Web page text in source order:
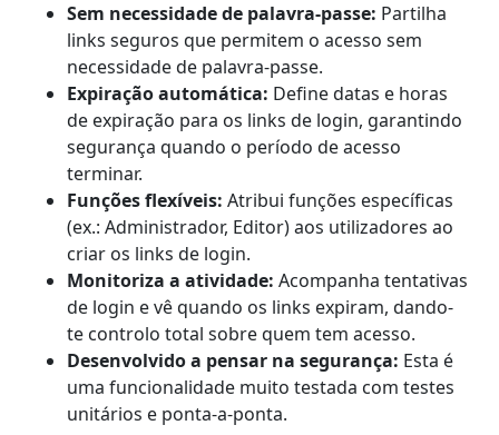
Sem necessidade de palavra-passe: Partilha
links seguros que permitem o acesso sem
necessidade de palavra-passe.
Expiração automática: Define datas e horas
de expiração para os links de login, garantindo
segurança quando o período de acesso
terminar.
Funções flexíveis: Atribui funções específicas
(ex.: Administrador, Editor) aos utilizadores ao
criar os links de login.
Monitoriza a atividade: Acompanha tentativas
de login e vê quando os links expiram, dando-
te controlo total sobre quem tem acesso.
Desenvolvido a pensar na segurança: Esta é
uma funcionalidade muito testada com testes
unitários e ponta-a-ponta.